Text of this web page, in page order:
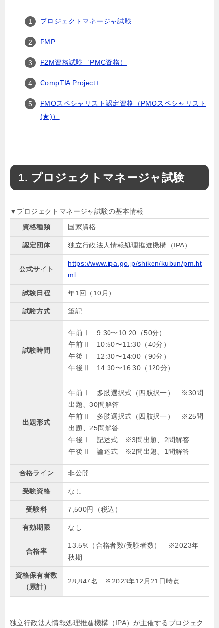
プロジェクトマネージャ試験
PMP
P2M資格試験（PMC資格）
CompTIA Project+
PMOスペシャリスト認定資格（PMOスペシャリスト
(★)）
プロジェクトマネージャ試験
▼プロジェクトマネージャ試験の基本情報
資格種類 国家資格
認定団体 独立行政法人情報処理推進機構（IPA）
公式サイト
https://www.ipa.go.jp/shiken/kubun/pm.ht
ml
試験日程 年1回（10月）
試験方式 筆記
試験時間
午前Ⅰ 9:30〜10:20（50分）
午前Ⅱ 10:50〜11:30（40分）
午後Ⅰ 12:30〜14:00（90分）
午後Ⅱ 14:30〜16:30（120分）
出題形式
午前Ⅰ 多肢選択式（四肢択一） ※30問
出題、30問解答
午前Ⅱ 多肢選択式（四肢択一） ※25問
出題、25問解答
午後Ⅰ 記述式 ※3問出題、2問解答
午後Ⅱ 論述式 ※2問出題、1問解答
合格ライン 非公開
受験資格 なし
受験料 7,500円（税込）
有効期限 なし
合格率
13.5%（合格者数/受験者数） ※2023年
秋期
資格保有者数
（累計）
28,847名 ※2023年12月21日時点
独立行政法人情報処理推進機構（IPA）が主催するプロジェク